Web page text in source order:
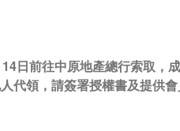
日前往中原地產總行索取，
代領，請簽署授權書及提供會